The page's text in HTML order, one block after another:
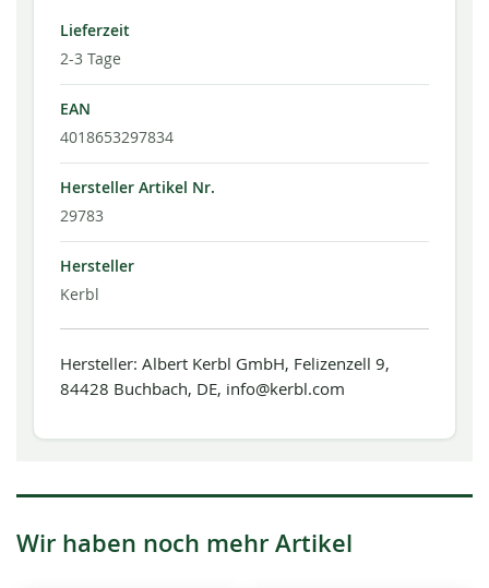
Lieferzeit
2-3 Tage
EAN
4018653297834
Hersteller Artikel Nr.
29783
Hersteller
Kerbl
Hersteller: Albert Kerbl GmbH, Felizenzell 9,
84428 Buchbach, DE, info@kerbl.com
Wir haben noch mehr Artikel